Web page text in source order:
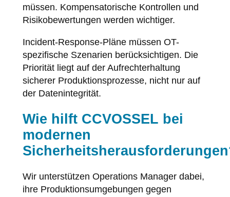
müssen. Kompensatorische Kontrollen und
Risikobewertungen werden wichtiger.
Incident-Response-Pläne müssen OT-
spezifische Szenarien berücksichtigen. Die
Priorität liegt auf der Aufrechterhaltung
sicherer Produktionsprozesse, nicht nur auf
der Datenintegrität.
Wie hilft CCVOSSEL bei
modernen
Wir unterstützen Operations Manager dabei,
ihre Produktionsumgebungen gegen